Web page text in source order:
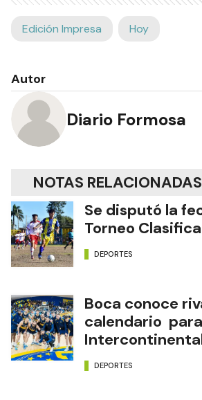
Edición Impresa Hoy
Autor
Diario Formosa
NOTAS RELACIONADAS
Se disputó la
Torneo
DEPORTES
Boca conoce
calendario
DEPORTES